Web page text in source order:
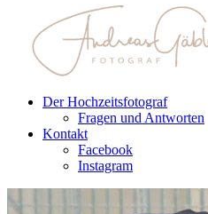
Der Hochzeitsfotograf
Fragen und Antworten
Kontakt
Facebook
Instagram